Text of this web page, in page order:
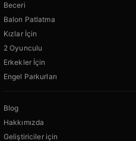
Beceri
Balon Patlatma
Kızlar İçin
2 Oyunculu
Erkekler İçin
Engel Parkurları
Blog
Hakkımızda
Geliştiriciler için